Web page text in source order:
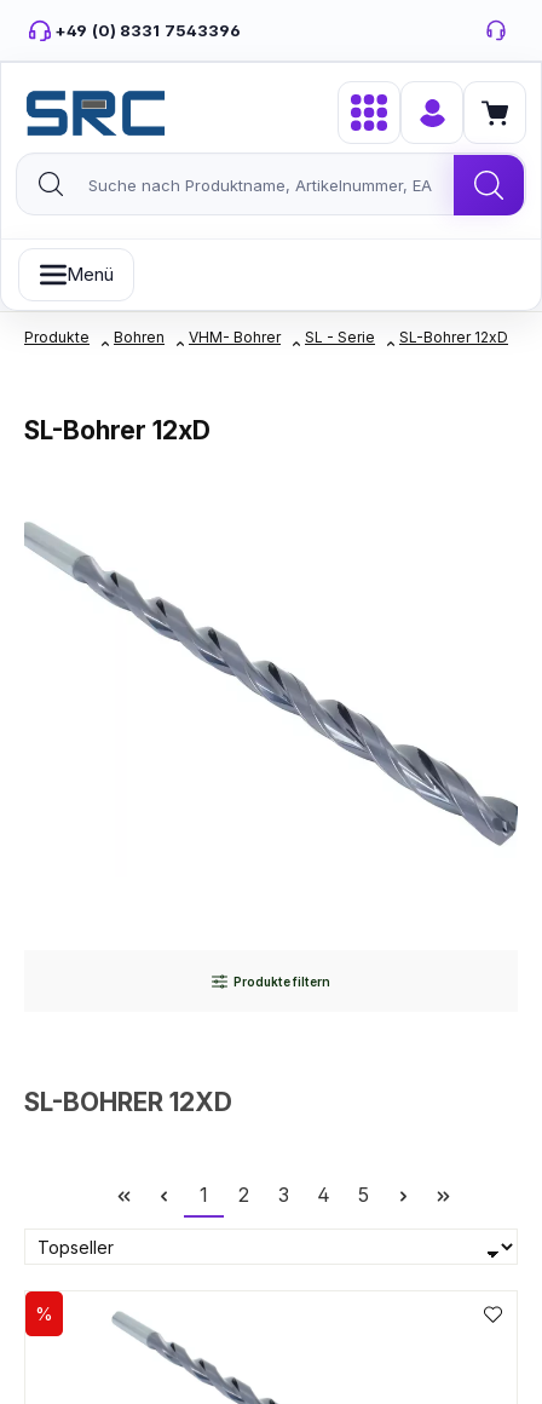
Zum Hauptinhalt springen
+49 (0) 8331 7543396
Menü
Produkte Bohren VHM- Bohrer SL - Serie SL-Bohrer 12xD
SL-Bohrer 12xD
Produkte filtern
SL-BOHRER 12XD
Seite
1 Seite
2 Seite
3 Seite
4 Seite
5
Rabatt
%